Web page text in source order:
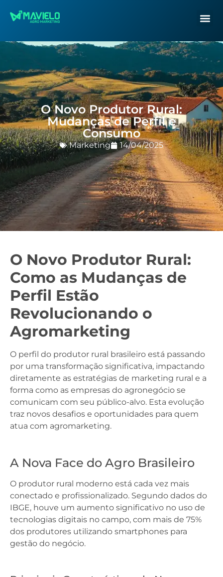
O Novo Produtor Rural:
Mudanças de Perfil e
Consumo
Marketing 14/04/2025
O Novo Produtor Rural:
Como as Mudanças de
Perfil Estão
Revolucionando o
Agromarketing
O perfil do produtor rural brasileiro está passando
por uma transformação significativa, impactando
diretamente as estratégias de marketing rural e a
forma como as empresas do agronegócio se
comunicam com seu público-alvo. Esta evolução
traz novos desafios e oportunidades para quem
atua com agromarketing.
A Nova Face do Agro Brasileiro
O produtor rural moderno está cada vez mais
conectado e profissionalizado. Segundo dados do
IBGE, houve um aumento significativo no uso de
tecnologias digitais no campo, com mais de 75%
dos produtores utilizando smartphones para
gestão do negócio.